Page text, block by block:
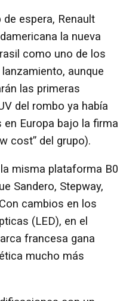
espera, Renault
la nueva
como uno de los
aunque
las primeras
del rombo ya había
Europa bajo la firma
cost” del grupo).
misma plataforma B0
Sandero, Stepway,
cambios en los
(LED), en el
francesa gana
mucho más